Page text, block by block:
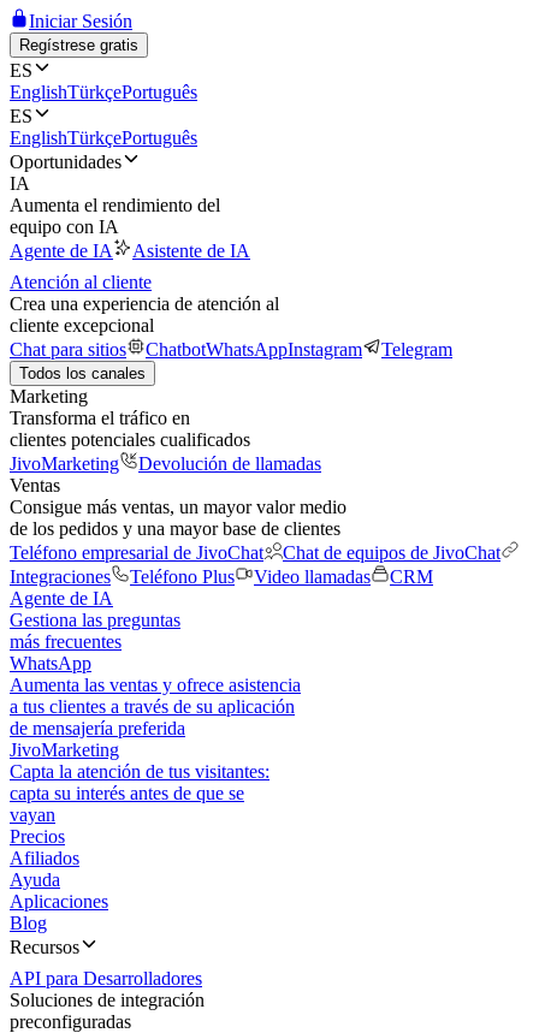
Iniciar Sesión
Regístrese gratis
ES
EnglishTürkçePortuguês
ES
EnglishTürkçePortuguês
Oportunidades
IA
Aumenta el rendimiento del
equipo con IA
Agente de IA
Asistente de IA
Atención al cliente
Crea una experiencia de atención al
cliente excepcional
Chat para sitios
ChatbotWhatsAppInstagram Telegram
Todos los canales
Marketing
Transforma el tráfico en
clientes potenciales cualificados
JivoMarketing
Devolución de llamadas
Ventas
Consigue más ventas, un mayor valor medio
de los pedidos y una mayor base de clientes
Teléfono empresarial de JivoChat
Chat de equipos de JivoChat
Integraciones
Teléfono Plus Video llamadas
CRM
Agente de IA
Gestiona las preguntas
más frecuentes
WhatsApp
Aumenta las ventas y ofrece asistencia
a tus clientes a través de su aplicación
de mensajería preferida
JivoMarketing
Capta la atención de tus visitantes:
capta su interés antes de que se
vayan
Precios
Afiliados
Ayuda
Aplicaciones
Blog
Recursos
API para Desarrolladores
Soluciones de integración
preconfiguradas